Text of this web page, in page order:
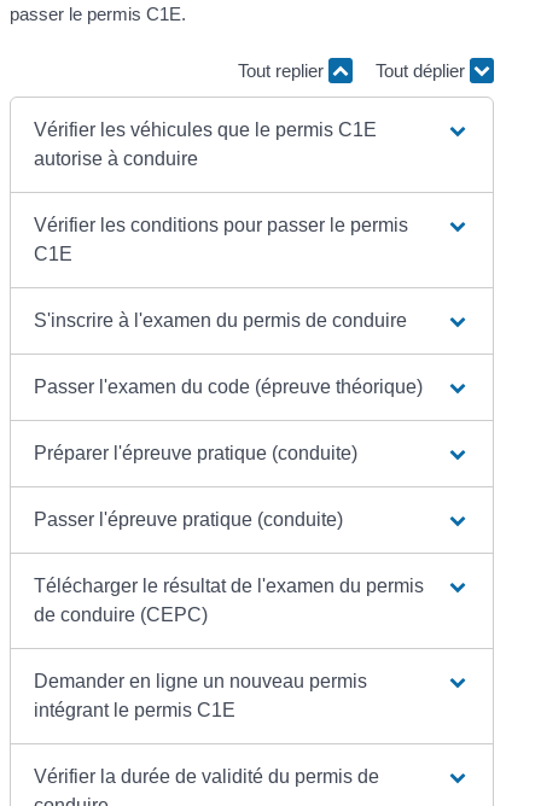
passer le permis C1E.
Tout replier Tout déplier
Vérifier les véhicules que le permis C1E
autorise à conduire
Vérifier les conditions pour passer le permis
C1E
S'inscrire à l'examen du permis de conduire
Passer l'examen du code (épreuve théorique)
Préparer l'épreuve pratique (conduite)
Passer l'épreuve pratique (conduite)
Télécharger le résultat de l'examen du permis
de conduire (CEPC)
Demander en ligne un nouveau permis
intégrant le permis C1E
Vérifier la durée de validité du permis de